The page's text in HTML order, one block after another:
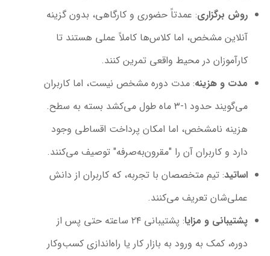
روش برگزاری: عمدتاً حضوری و کارگاهی، بدون گزینه
آنلاین مشخص، اما کلاس‌ها کاملاً عملی هستند تا
کارآموزان در محیط واقعی تمرین کنند.
مدت و هزینه: مدت دوره مشخص نیست، اما کاربران
می‌گویند حدود ۱-۳ ماه طول می‌کشد بسته به سطح.
هزینه نامشخص، اما امکان پرداخت اقساطی وجود
دارد و کاربران آن را "مقرون‌به‌صرفه" توصیف می‌کنند.
اساتید: تیم متخصصان با تجربه، که کاربران از دانش
عملی‌شان تعریف می‌کنند.
پشتیبانی و مزایا
: پشتیبانی ۲۴ ساعته حتی پس از
دوره، کمک به ورود به بازار کار یا راه‌اندازی کسب‌وکار